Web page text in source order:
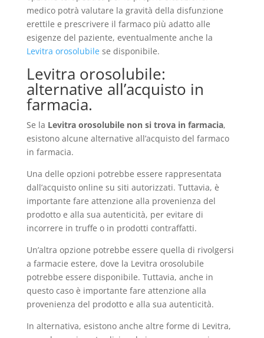
medico potrà valutare la gravità della disfunzione
erettile e prescrivere il farmaco più adatto alle
esigenze del paziente, eventualmente anche la
Levitra orosolubilese disponibile.
Levitra orosolubile:
alternative all’acquisto in
farmacia.
Se la Levitra orosolubile non si trova in farmacia,
esistono alcune alternative all’acquisto del farmaco
in farmacia.
Una delle opzioni potrebbe essere rappresentata
dall’acquisto online su siti autorizzati. Tuttavia, è
importante fare attenzione alla provenienza del
prodotto e alla sua autenticità, per evitare di
incorrere in truffe o in prodotti contraffatti.
Un’altra opzione potrebbe essere quella di rivolgersi
a farmacie estere, dove la Levitra orosolubile
potrebbe essere disponibile. Tuttavia, anche in
questo caso è importante fare attenzione alla
provenienza del prodotto e alla sua autenticità.
In alternativa, esistono anche altre forme di Levitra,